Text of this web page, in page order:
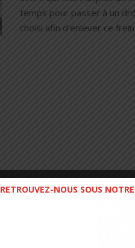
temps pour passer à un
choisi afin d'enlever ce
RETROUVEZ-NOUS SOUS